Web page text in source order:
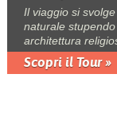
Il viaggio si
naturale
architettura
Scopri il Tour »